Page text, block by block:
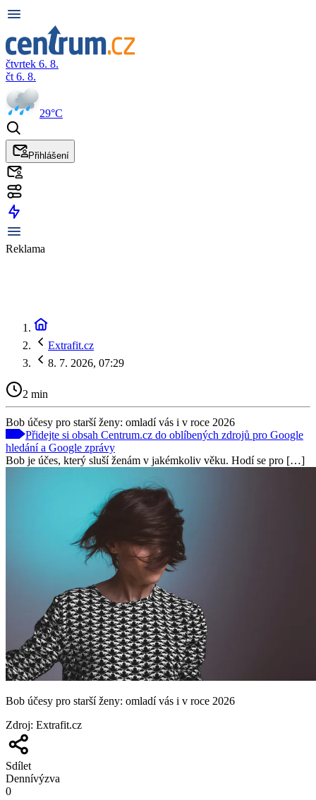
čtvrtek 6. 8.
čt 6. 8.
29°C
Přihlášení
Reklama
Extrafit.cz
8. 7. 2026, 07:29
2 min
Bob účesy pro starší ženy: omladí vás i v roce 2026
Přidejte si obsah Centrum.cz do oblíbených zdrojů pro Google
hledání a Google zprávy
Bob je účes, který sluší ženám v jakémkoliv věku. Hodí se pro […]
Bob účesy pro starší ženy: omladí vás i v roce 2026
Zdroj: Extrafit.cz
Sdílet
Dennívýzva
0